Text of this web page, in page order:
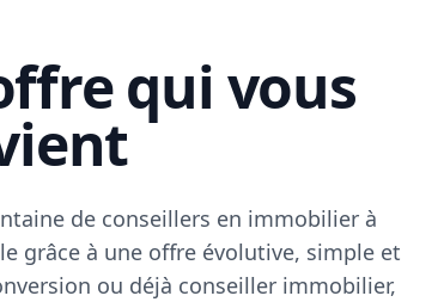
qui vous
de conseillers en immobilier à
grâce à une offre évolutive, simple et
ou déjà conseiller immobilier,